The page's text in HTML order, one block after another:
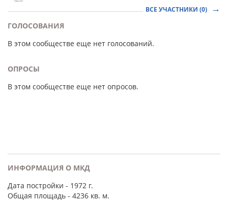
ВСЕ УЧАСТНИКИ (0)
ГОЛОСОВАНИЯ
В этом сообществе еще нет голосований.
ОПРОСЫ
В этом сообществе еще нет опросов.
ИНФОРМАЦИЯ О МКД
Дата постройки - 1972 г.
Общая площадь - 4236 кв. м.